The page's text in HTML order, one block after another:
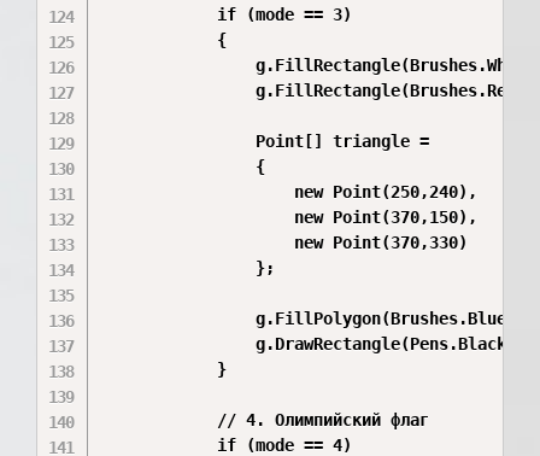
            if (mode == 3)
            {
g.FillRectangle(Brushes.Red,
                Point[] triangle =
                {
                    new Point(250,240),
                    new Point(370,150),
                    new Point(370,330)
                };
g.FillPolygon(Brushes.Blue,
g.DrawRectangle(Pens.Black,
            }
            // 4. Олимпийский флаг
            if (mode == 4)